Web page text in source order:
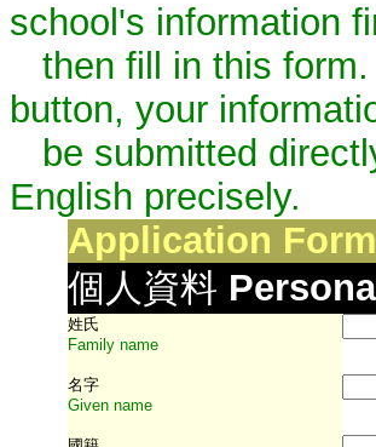
school's information
then fill in this
button, your
be submitted
English precisely.
Application Form
個人資料
姓氏
Family name
名字
Given name